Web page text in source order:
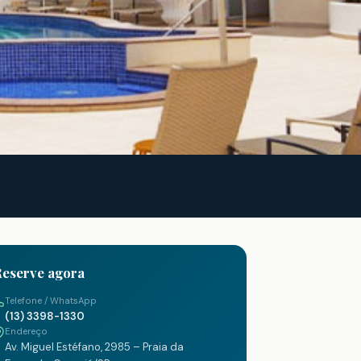
agora
Telefone / WhatsApp
(13) 3398-1330
Endereço
Av. Miguel Estéfano, 2985 – Praia da